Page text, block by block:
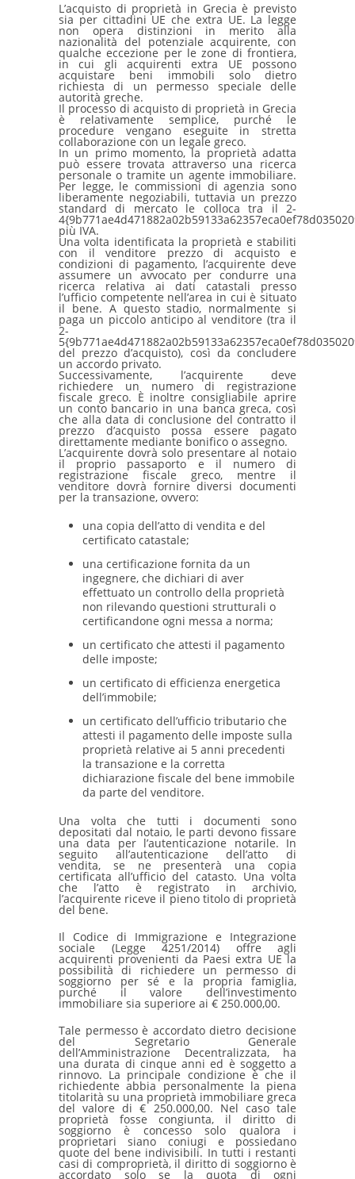
L’acquisto di proprietà in Grecia è previsto
sia per cittadini UE che extra UE. La legge
non opera distinzioni in merito alla
nazionalità del potenziale acquirente, con
qualche eccezione per le zone di frontiera,
in cui gli acquirenti extra UE possono
acquistare beni immobili solo dietro
richiesta di un permesso speciale delle
autorità greche.
Il processo di acquisto di proprietà in Grecia
è relativamente semplice, purché le
procedure vengano eseguite in stretta
collaborazione con un legale greco.
In un primo momento, la proprietà adatta
può essere trovata attraverso una ricerca
personale o tramite un agente immobiliare.
Per legge, le commissioni di agenzia sono
liberamente negoziabili, tuttavia un prezzo
standard di mercato le colloca tra il 2-
più IVA.
Una volta identificata la proprietà e stabiliti
con il venditore prezzo di acquisto e
condizioni di pagamento, l’acquirente deve
assumere un avvocato per condurre una
ricerca relativa ai dati catastali presso
l’ufficio competente nell’area in cui è situato
il bene. A questo stadio, normalmente si
paga un piccolo anticipo al venditore (tra il
2-
del prezzo d’acquisto), così da concludere
un accordo privato.
Successivamente, l’acquirente deve
richiedere un numero di registrazione
fiscale greco. È inoltre consigliabile aprire
un conto bancario in una banca greca, così
che alla data di conclusione del contratto il
prezzo d’acquisto possa essere pagato
direttamente mediante bonifico o assegno.
L’acquirente dovrà solo presentare al notaio
il proprio passaporto e il numero di
registrazione fiscale greco, mentre il
venditore dovrà fornire diversi documenti
per la transazione, ovvero:
una copia dell’atto di vendita e del
certificato catastale;
una certificazione fornita da un
ingegnere, che dichiari di aver
effettuato un controllo della proprietà
non rilevando questioni strutturali o
certificandone ogni messa a norma;
un certificato che attesti il pagamento
delle imposte;
un certificato di efficienza energetica
dell’immobile;
un certificato dell’ufficio tributario che
attesti il pagamento delle imposte sulla
proprietà relative ai 5 anni precedenti
la transazione e la corretta
dichiarazione fiscale del bene immobile
da parte del venditore.
Una volta che tutti i documenti sono
depositati dal notaio, le parti devono fissare
una data per l’autenticazione notarile. In
seguito all’autenticazione dell’atto di
vendita, se ne presenterà una copia
certificata all’ufficio del catasto. Una volta
che l’atto è registrato in archivio,
l’acquirente riceve il pieno titolo di proprietà
del bene.
Il Codice di Immigrazione e Integrazione
sociale (Legge 4251/2014) offre agli
acquirenti provenienti da Paesi extra UE la
possibilità di richiedere un permesso di
soggiorno per sé e la propria famiglia,
purché il valore dell’investimento
immobiliare sia superiore ai € 250.000,00.
Tale permesso è accordato dietro decisione
del Segretario Generale
dell’Amministrazione Decentralizzata, ha
una durata di cinque anni ed è soggetto a
rinnovo. La principale condizione è che il
richiedente abbia personalmente la piena
titolarità su una proprietà immobiliare greca
del valore di € 250.000,00. Nel caso tale
proprietà fosse congiunta, il diritto di
soggiorno è concesso solo qualora i
proprietari siano coniugi e possiedano
quote del bene indivisibili. In tutti i restanti
casi di comproprietà, il diritto di soggiorno è
accordato solo se la quota di ogni